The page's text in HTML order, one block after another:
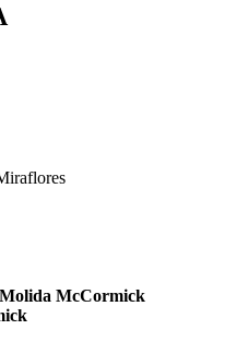
McCormick